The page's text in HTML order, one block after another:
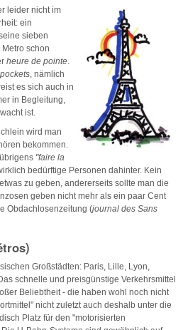
leider nicht im
ein
sieben
schon
heure de pointe
, nämlich
es sich auch in
in Begleitung,
ist.
wird man
bekommen.
"faire la
bedürftige Personen dahinter. Kein
zu geben, andererseits sollte man die
geben nicht mehr als ein paar Cent
Obdachlosenzeitung (journal des Sans
Großstädten: Paris, Lille, Lyon,
schnelle und preisgünstige Verkehrsmittel
Beliebtheit - die haben wohl noch nicht
nicht zuletzt auch deshalb unter die
Platz für den "motorisierten